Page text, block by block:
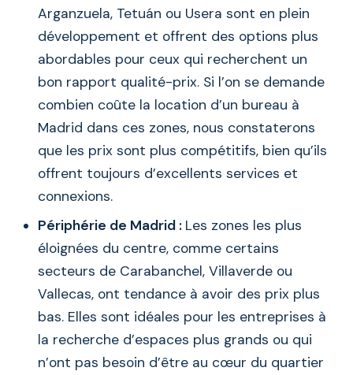
Arganzuela, Tetuán ou Usera sont en plein
développement et offrent des options plus
abordables pour ceux qui recherchent un
bon rapport qualité-prix. Si l’on se demande
combien coûte la location d’un bureau à
Madrid dans ces zones, nous constaterons
que les prix sont plus compétitifs, bien qu’ils
offrent toujours d’excellents services et
connexions.
Périphérie de Madrid : Les zones les plus
éloignées du centre, comme certains
secteurs de Carabanchel, Villaverde ou
Vallecas, ont tendance à avoir des prix plus
bas. Elles sont idéales pour les entreprises à
la recherche d’espaces plus grands ou qui
n’ont pas besoin d’être au cœur du quartier